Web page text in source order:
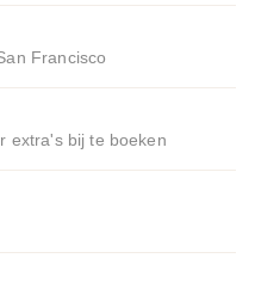
Francisco
extra's bij te boeken